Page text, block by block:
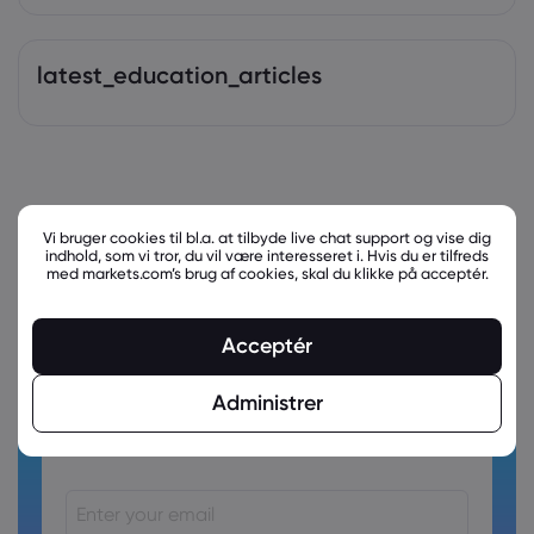
latest_education_articles
Ready to trade?
Vi bruger cookies til bl.a. at tilbyde live chat support og vise dig
indhold, som vi tror, du vil være interesseret i. Hvis du er tilfreds
med markets.com’s brug af cookies, skal du klikke på acceptér.
Acceptér
Administrer